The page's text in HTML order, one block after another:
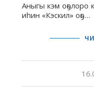
Аныгы кэм оҕолоро
иһин «Кэскил» оҕо…